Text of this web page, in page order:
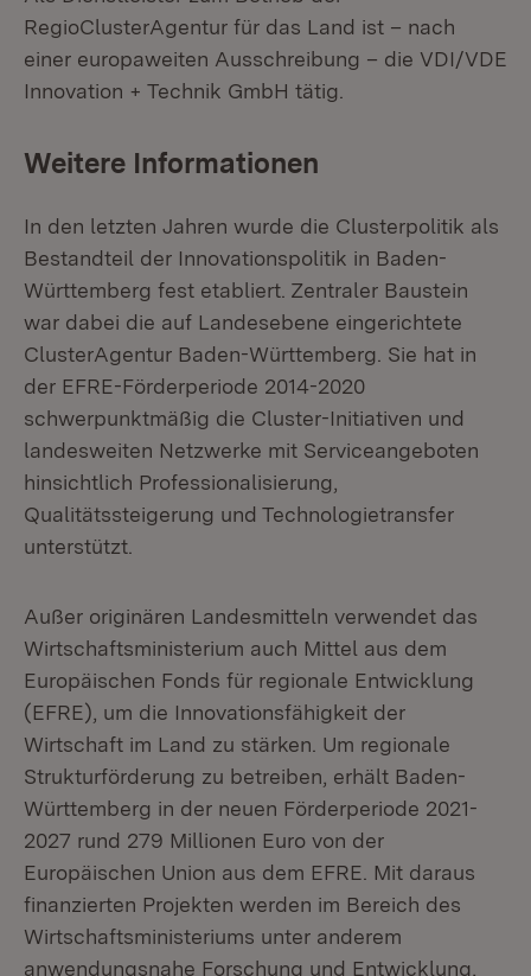
RegioClusterAgentur für das Land ist – nach
einer europaweiten Ausschreibung – die VDI/VDE
Innovation + Technik GmbH tätig.
Weitere Informationen
In den letzten Jahren wurde die Clusterpolitik als
Bestandteil der Innovationspolitik in Baden-
Württemberg fest etabliert. Zentraler Baustein
war dabei die auf Landesebene eingerichtete
ClusterAgentur Baden-Württemberg. Sie hat in
der EFRE-Förderperiode 2014-2020
schwerpunktmäßig die Cluster-Initiativen und
landesweiten Netzwerke mit Serviceangeboten
hinsichtlich Professionalisierung,
Qualitätssteigerung und Technologietransfer
unterstützt.
Außer originären Landesmitteln verwendet das
Wirtschaftsministerium auch Mittel aus dem
Europäischen Fonds für regionale Entwicklung
(EFRE), um die Innovationsfähigkeit der
Wirtschaft im Land zu stärken. Um regionale
Strukturförderung zu betreiben, erhält Baden-
Württemberg in der neuen Förderperiode 2021-
2027 rund 279 Millionen Euro von der
Europäischen Union aus dem EFRE. Mit daraus
finanzierten Projekten werden im Bereich des
Wirtschaftsministeriums unter anderem
anwendungsnahe Forschung und Entwicklung,